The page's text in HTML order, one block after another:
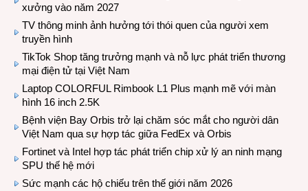
xưởng vào năm 2027
TV thông minh ảnh hưởng tới thói quen của người xem
truyền hình
TikTok Shop tăng trưởng mạnh và nỗ lực phát triển thương
mại điện tử tại Việt Nam
Laptop COLORFUL Rimbook L1 Plus mạnh mẽ với màn
hình 16 inch 2.5K
Bệnh viện Bay Orbis trở lại chăm sóc mắt cho người dân
Việt Nam qua sự hợp tác giữa FedEx và Orbis
Fortinet và Intel hợp tác phát triển chip xử lý an ninh mạng
SPU thế hệ mới
Sức mạnh các hộ chiếu trên thế giới năm 2026